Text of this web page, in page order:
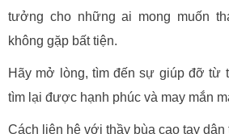
tưởng cho những ai mong muốn
không gặp bất tiện.
Hãy mở lòng, tìm đến sự giúp đỡ từ
tìm lại được hạnh phúc và may mắn
Cách liên hệ với thầy bùa cao tay dân